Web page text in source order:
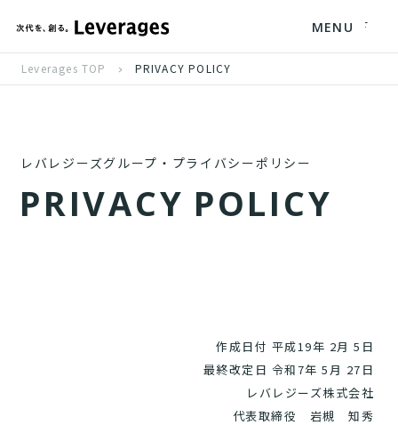
MENU
Leverages TOP PRIVACY POLICY
レバレジーズグループ・プライバシーポリシー
PRIVACY POLICY
作成日付 平成19年 2月 5日
最終改定日 令和7年 5月 27日
レバレジーズ株式会社
代表取締役 岩槻 知秀